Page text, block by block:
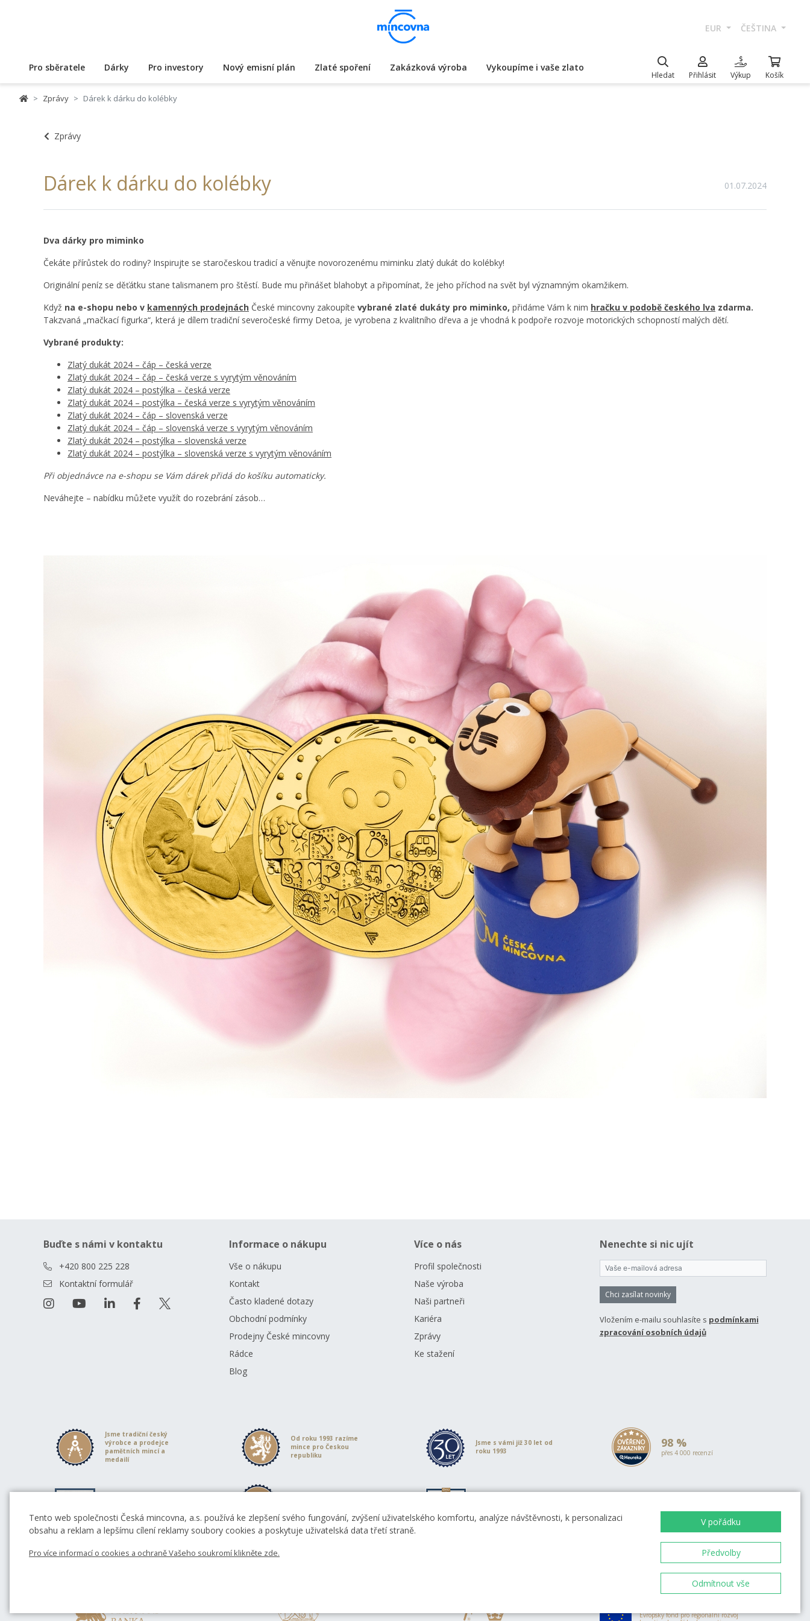
EUR ČEŠTINA
Pro sběratele Dárky Pro investory Nový emisní plán Zlaté spoření Zakázková výroba Vykoupíme i vaše zlato
Hledat Přihlásit Výkup Košík
Zprávy Dárek k dárku do kolébky
Zprávy
Dárek k dárku do kolébky 01.07.2024
Dva dárky pro miminko
Čekáte přírůstek do rodiny? Inspirujte se staročeskou tradicí a věnujte novorozenému miminku zlatý dukát do kolébky!
Originální peníz se děťátku stane talismanem pro štěstí. Bude mu přinášet blahobyt a připomínat, že jeho příchod na svět byl významným okamžikem.
Když na e-shopu nebo v kamenných prodejnách České mincovny zakoupíte vybrané zlaté dukáty pro miminko, přidáme Vám k nim hračku v podobě českého lva zdarma.
Takzvaná „mačkací figurka“, která je dílem tradiční severočeské firmy Detoa, je vyrobena z kvalitního dřeva a je vhodná k podpoře rozvoje motorických schopností malých dětí.
Vybrané produkty:
Zlatý dukát 2024 – čáp – česká verze
Zlatý dukát 2024 – čáp – česká verze s vyrytým věnováním
Zlatý dukát 2024 – postýlka – česká verze
Zlatý dukát 2024 – postýlka – česká verze s vyrytým věnováním
Zlatý dukát 2024 – čáp – slovenská verze
Zlatý dukát 2024 – čáp – slovenská verze s vyrytým věnováním
Zlatý dukát 2024 – postýlka – slovenská verze
Zlatý dukát 2024 – postýlka – slovenská verze s vyrytým věnováním
Při objednávce na e-shopu se Vám dárek přidá do košíku automaticky.
Neváhejte – nabídku můžete využít do rozebrání zásob…
Buďte s námi v kontaktu
+420 800 225 228
Kontaktní formulář
Informace o nákupu
Vše o nákupu
Kontakt
Často kladené dotazy
Obchodní podmínky
Prodejny České mincovny
Rádce
Blog
Více o nás
Profil společnosti
Naše výroba
Naši partneři
Kariéra
Zprávy
Ke stažení
Nenechte si nic ujít
Chci zasílat novinky
Vložením e-mailu souhlasíte s podmínkami
zpracování osobních údajů
Jsme tradiční český
výrobce a prodejce
pamětních mincí a
medailí
Od roku 1993 razíme
mince pro Českou
republiku
Jsme s vámi již 30 let od
roku 1993
98 %
přes 4 000 recenzí
výtvarníci
S našimi výrobky
ISO 9001:2015
EVROPSKÁ UNIE
Evropský fond pro regionální rozvoj
OP Podnikání a inovace pro
konkurenceschopnost
Evropský fond pro regionální rozvoj
Tento web společnosti Česká mincovna, a.s. používá ke zlepšení svého fungování, zvýšení uživatelského komfortu, analýze návštěvnosti, k personalizaci
obsahu a reklam a lepšímu cílení reklamy soubory cookies a poskytuje uživatelská data třetí straně.
Pro více informací o cookies a ochraně Vašeho soukromí klikněte zde.
V pořádku
Předvolby
Odmítnout vše